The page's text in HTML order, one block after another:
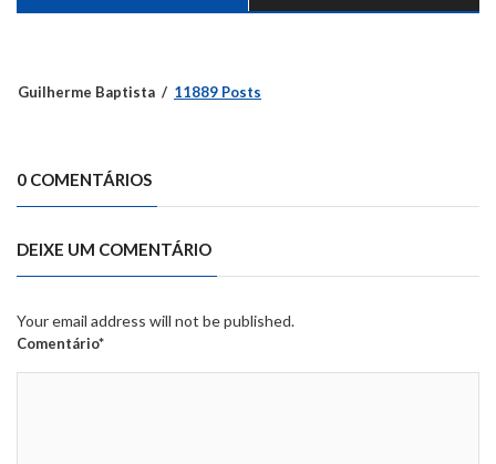
Guilherme Baptista 11889 Posts
0 COMENTÁRIOS
DEIXE UM COMENTÁRIO
Your email address will not be published.
Comentário*